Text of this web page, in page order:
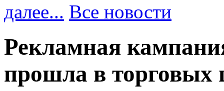
далее... Все новости
Рекламная
прошла в торговых